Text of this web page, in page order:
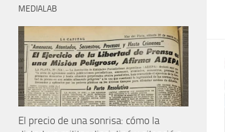
MEDIALAB
El precio de una sonrisa: cómo la